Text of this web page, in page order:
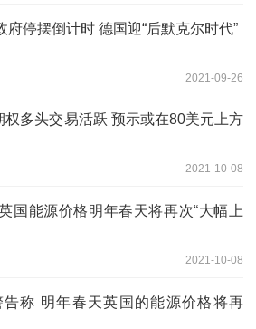
停摆倒计时 德国迎“后默克尔时代”
2021-09-26
权多头交易活跃 预示或在80美元上方
2021-10-08
国能源价格明年春天将再次“大幅上
2021-10-08
称 明年春天英国的能源价格将再